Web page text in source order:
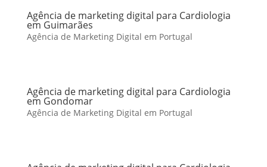
Agência de marketing digital para Cardiologia
em Guimarães
Agência de Marketing Digital em Portugal
Agência de marketing digital para Cardiologia
em Gondomar
Agência de Marketing Digital em Portugal